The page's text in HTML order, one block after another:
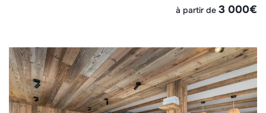
à partir de 3 000€